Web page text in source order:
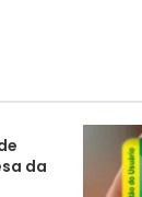
da